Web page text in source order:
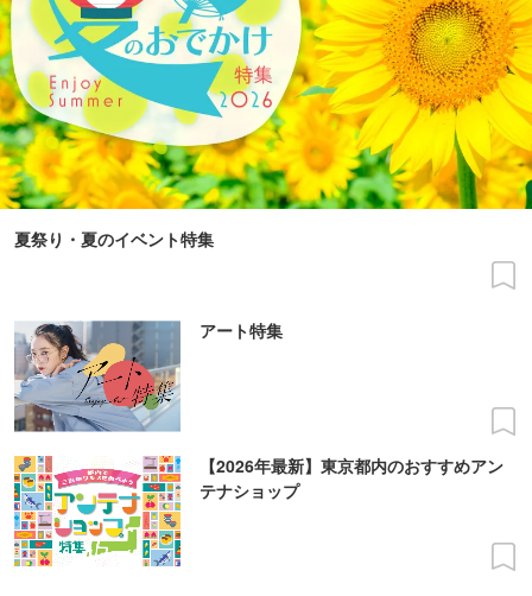
夏祭り・夏のイベント特集
アート特集
【2026年最新】東京都内のおすすめアン
テナショップ